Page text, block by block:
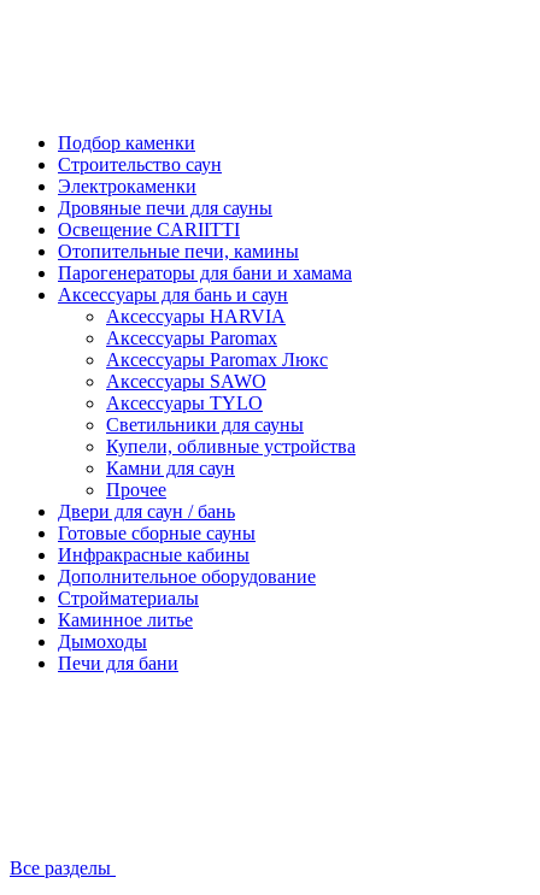
Подбор каменки
Строительство саун
Электрокаменки
Дровяные печи для сауны
Освещение CARIITTI
Отопительные печи, камины
Парогенераторы для бани и хамама
Аксессуары для бань и саун
Аксессуары HARVIA
Аксессуары Paromax
Аксессуары Paromax Люкс
Аксессуары SAWO
Аксессуары TYLO
Светильники для сауны
Купели, обливные устройства
Камни для саун
Прочее
Двери для саун / бань
Готовые сборные сауны
Инфракрасные кабины
Дополнительное оборудование
Стройматериалы
Каминное литье
Дымоходы
Печи для бани
Все разделы